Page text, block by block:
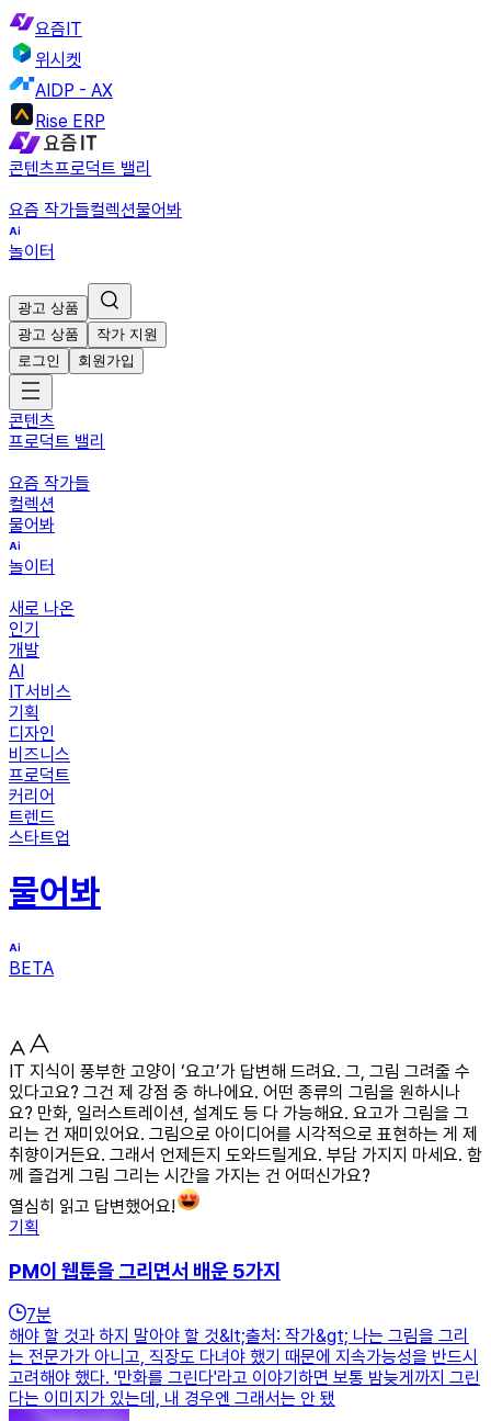
요즘IT
위시켓
AIDP - AX
Rise ERP
콘텐츠프로덕트 밸리
요즘 작가들컬렉션물어봐
놀이터
광고 상품
광고 상품
작가 지원
로그인
회원가입
콘텐츠
프로덕트 밸리
요즘 작가들
컬렉션
물어봐
놀이터
새로 나온
인기
개발
AI
IT서비스
기획
디자인
비즈니스
프로덕트
커리어
트렌드
스타트업
물어봐
BETA
IT 지식이 풍부한 고양이 ‘요고’가 답변해 드려요. 그, 그림 그려줄 수
있다고요? 그건 제 강점 중 하나에요. 어떤 종류의 그림을 원하시나
요? 만화, 일러스트레이션, 설계도 등 다 가능해요. 요고가 그림을 그
리는 건 재미있어요. 그림으로 아이디어를 시각적으로 표현하는 게 제
취향이거든요. 그래서 언제든지 도와드릴게요. 부담 가지지 마세요. 함
께 즐겁게 그림 그리는 시간을 가지는 건 어떠신가요?
열심히 읽고 답변했어요!
기획
PM이 웹툰을 그리면서 배운 5가지
7분
해야 할 것과 하지 말아야 할 것&lt;출처: 작가&gt; 나는 그림을 그리
는 전문가가 아니고, 직장도 다녀야 했기 때문에 지속가능성을 반드시
고려해야 했다. '만화를 그린다'라고 이야기하면 보통 밤늦게까지 그린
다는 이미지가 있는데, 내 경우엔 그래서는 안 됐